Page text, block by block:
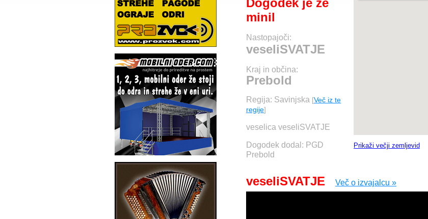
Prikaži večji zemljevid
Dogodek je že
minil
Nastopajoči:
veseliSVATJE
Kraj in občina:
Prebold
Regija: Savinjska [Več iz te
regije]
veselica veseliSVATJE
Dogodek dodal: PGD
Prebold
veseliSVATJE Več o izvajalcu »